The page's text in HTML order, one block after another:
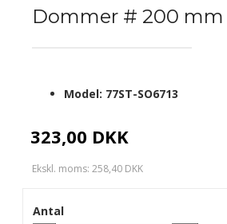
Dommer # 200 mm
323,00 DKK
Ekskl. moms: 258,40 DKK
Model: 77ST-SO6713
Antal